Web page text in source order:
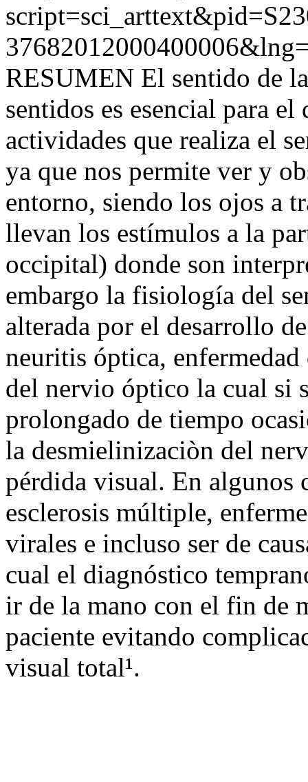
RESUMEN El sentido de
sentidos es esencial para
actividades que realiza el
ya que nos permite ver y
entorno, siendo los ojos a
llevan los estímulos a la
occipital) donde son
embargo la fisiología del
alterada por el desarrollo
neuritis óptica,
del nervio óptico la cual si
prolongado de tiempo
la desmielinizaciòn del
pérdida visual. En algunos
esclerosis múltiple,
virales e incluso ser de
cual el diagnóstico
ir de la mano con el fin de
paciente evitando
visual total¹.